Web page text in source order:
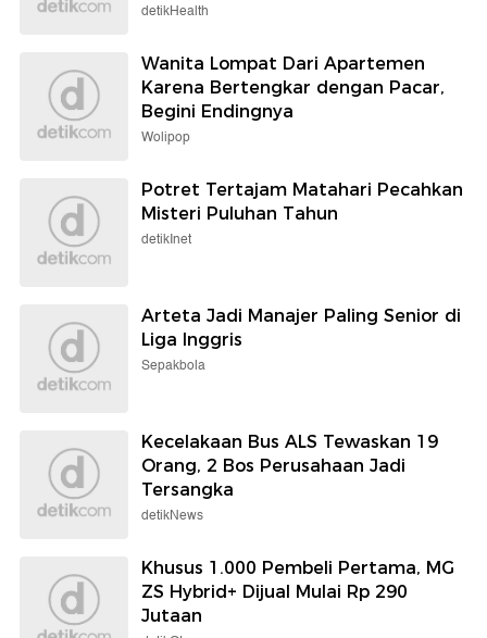
detikHealth
Wanita Lompat Dari Apartemen
Karena Bertengkar dengan Pacar,
Begini Endingnya
Wolipop
Potret Tertajam Matahari Pecahkan
Misteri Puluhan Tahun
detikInet
Arteta Jadi Manajer Paling Senior di
Liga Inggris
Sepakbola
Kecelakaan Bus ALS Tewaskan 19
Orang, 2 Bos Perusahaan Jadi
Tersangka
detikNews
Khusus 1.000 Pembeli Pertama, MG
ZS Hybrid+ Dijual Mulai Rp 290
Jutaan